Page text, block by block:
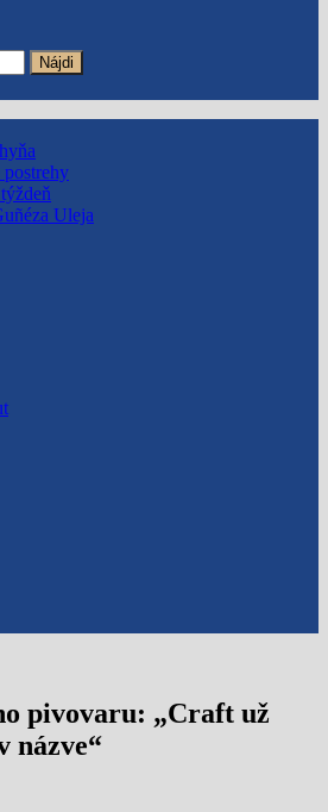
Uleja
pivovaru: „Craft už
názve“